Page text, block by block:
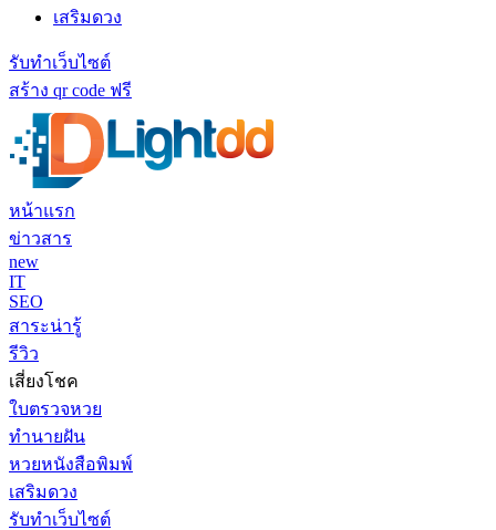
เสริมดวง
รับทำเว็บไซต์
สร้าง qr code ฟรี
หน้าแรก
ข่าวสาร
new
IT
SEO
สาระน่ารู้
รีวิว
เสี่ยงโชค
ใบตรวจหวย
ทำนายฝัน
หวยหนังสือพิมพ์
เสริมดวง
รับทำเว็บไซต์